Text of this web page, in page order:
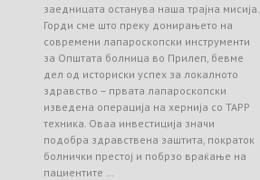
заедницата останува наша трајна мисија.
Горди сме што преку донирањето на
современи лапароскопски инструменти
за Општата болница во Прилеп, бевме
дел од историски успех за локалното
здравство – првата лапароскопски
изведена операција на хернија со TAPP
техника. Оваа инвестиција значи
подобра здравствена заштита, пократок
болнички престој и побрзо враќање на
пациентите …